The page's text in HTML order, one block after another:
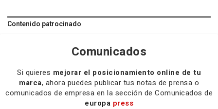
Contenido patrocinado
Comunicados
Si quieres mejorar el posicionamiento online de tu
marca, ahora puedes publicar tus notas de prensa o
comunicados de empresa en la sección de Comunicados de
europa press